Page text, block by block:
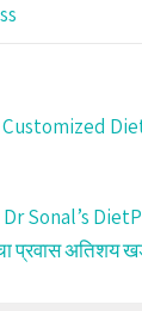
Sonal’s
प्रवास अतिशय